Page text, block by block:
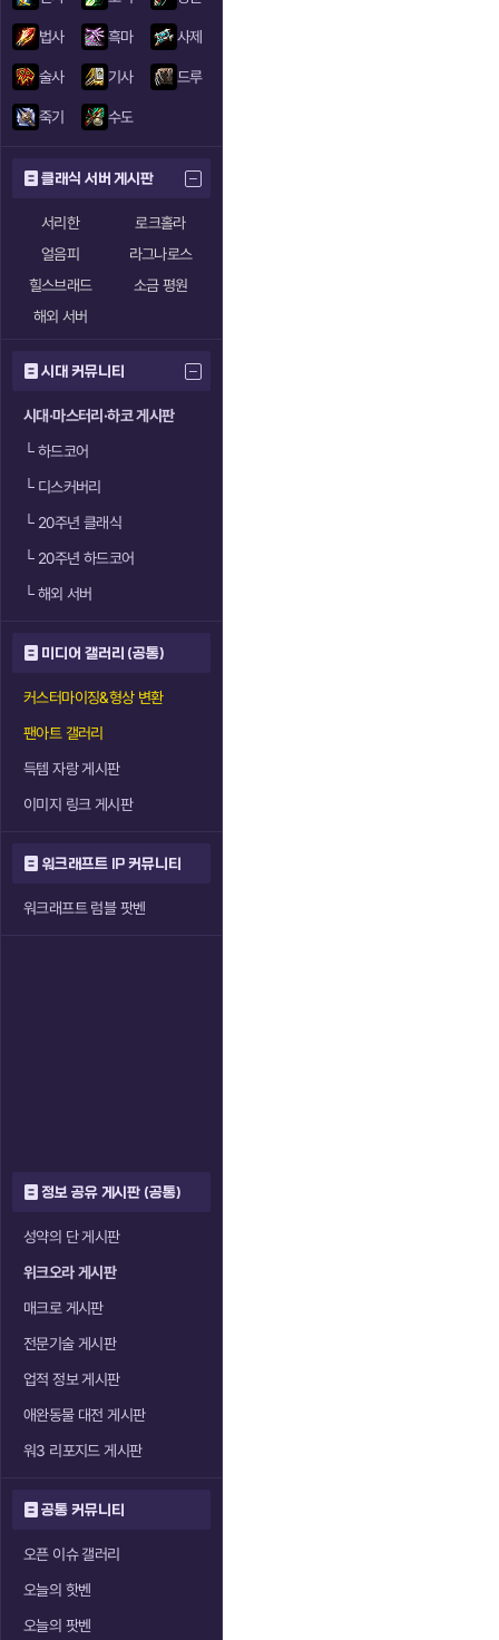
법사 흑마 사제
술사 기사 드루
죽기 수도
클래식 서버 게시판
서리한
로크홀라
얼음피
라그나로스
힐스브래드
소금 평원
해외 서버
시대 커뮤니티
시대·마스터리·하코 게시판
└하드코어
└디스커버리
└20주년 클래식
└20주년 하드코어
└해외 서버
미디어 갤러리 (공통)
커스터마이징&형상 변환
팬아트 갤러리
득템 자랑 게시판
이미지 링크 게시판
워크래프트 IP 커뮤니티
워크래프트 럼블 팟벤
정보 공유 게시판 (공통)
성약의 단 게시판
위크오라 게시판
매크로 게시판
전문기술 게시판
업적 정보 게시판
애완동물 대전 게시판
워3 리포지드 게시판
공통 커뮤니티
오픈 이슈 갤러리
오늘의 핫벤
오늘의 팟벤